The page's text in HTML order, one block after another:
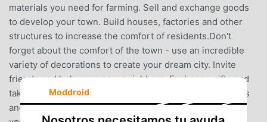
materials you need for farming. Sell and exchange goods
to develop your town. Build houses, factories and other
structures to increase the comfort of residents.Don't
forget about the comfort of the town - use an incredible
variety of decorations to create your dream city. Invite
friends and help your new neighbors. Exchange gifts and
take part in exciting adventures together. Exciting quests
and stories from the Wild West are waiting for
Moddroid